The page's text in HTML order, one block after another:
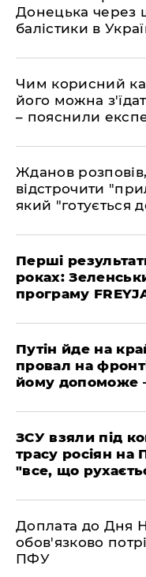
Донецька через
балістики в
Чим корисний
його можна
– пояснили
Жданов
відстрочити
який "готується
Перші
роках:
програму
Путін йде на
провал на
йому допоможе
ЗСУ взяли під
трасу росіян на
"все, що
Доплата до Дня
обов'язково
ПФУ